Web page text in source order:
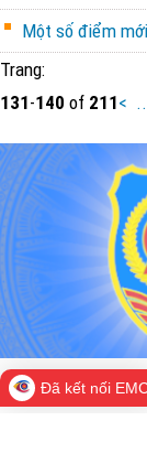
Một số điểm
Trang:
131-140 of 211<
Đã kết nối